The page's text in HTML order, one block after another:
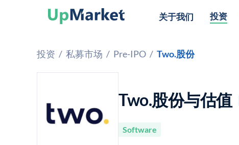
关于我们 投资
投资 / 私募市场 / Pre-IPO / Two.股份
Two.股份与估值
Software